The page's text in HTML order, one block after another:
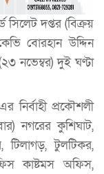
দপ্তর (বিক্রয়
বোরহান উদ্দিন
নভেম্বর) দুই ঘণ্টা
নির্বাহী প্রকৌশলী
নগরের কুশিঘাট,
টিলাগড়, টুলটিকর,
কাষ্টমস অফিস,